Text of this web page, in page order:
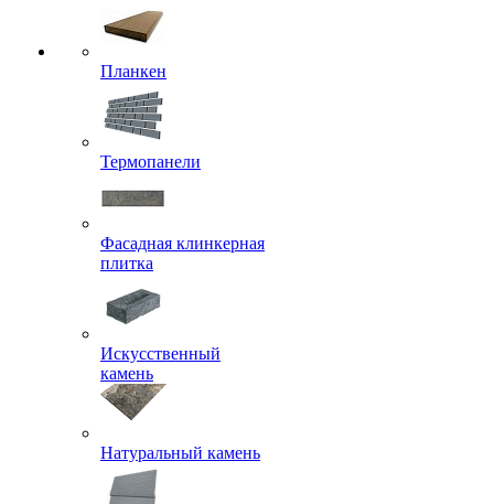
Планкен
Термопанели
Фасадная клинкерная
плитка
Искусственный
камень
Натуральный камень